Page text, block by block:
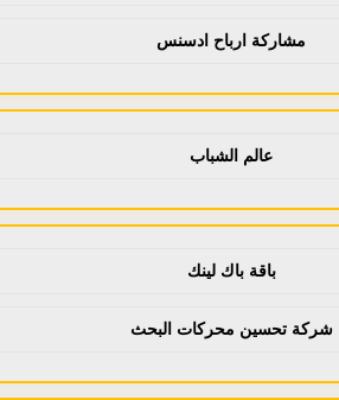
مشاركة ارباح ادسنس
عالم الشباب
باقة باك لينك
شركة تحسين محركات البحث